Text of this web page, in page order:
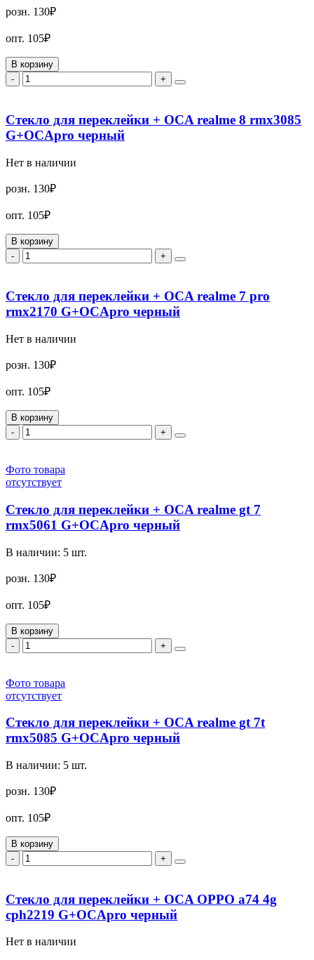
розн. 130₽
опт. 105₽
В корзину
-
+
Стекло для переклейки + OCA realme 8 rmx3085
G+OCApro черный
Нет в наличии
розн. 130₽
опт. 105₽
В корзину
-
+
Стекло для переклейки + OCA realme 7 pro
rmx2170 G+OCApro черный
Нет в наличии
розн. 130₽
опт. 105₽
В корзину
-
+
Фото товара
отсутствует
Стекло для переклейки + OCA realme gt 7
rmx5061 G+OCApro черный
В наличии: 5 шт.
розн. 130₽
опт. 105₽
В корзину
-
+
Фото товара
отсутствует
Стекло для переклейки + OCA realme gt 7t
rmx5085 G+OCApro черный
В наличии: 5 шт.
розн. 130₽
опт. 105₽
В корзину
-
+
Стекло для переклейки + OCA OPPO a74 4g
cph2219 G+OCApro черный
Нет в наличии